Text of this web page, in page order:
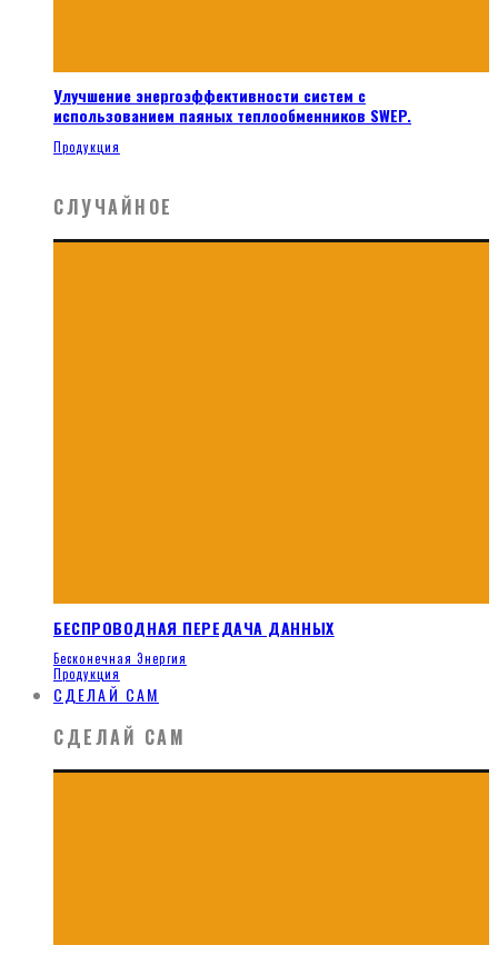
Улучшение энергоэффективности систем с
использованием паяных теплообменников SWEP.
Продукция
СЛУЧАЙНОЕ
БЕСПРОВОДНАЯ ПЕРЕДАЧА ДАННЫХ
Бесконечная Энергия
Продукция
СДЕЛАЙ САМ
СДЕЛАЙ САМ